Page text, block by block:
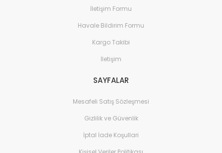
İletişim Formu
Havale Bildirim Formu
Kargo Takibi
İletişim
SAYFALAR
Mesafeli Satış Sözleşmesi
Gizlilik ve Güvenlik
İptal İade Koşullari